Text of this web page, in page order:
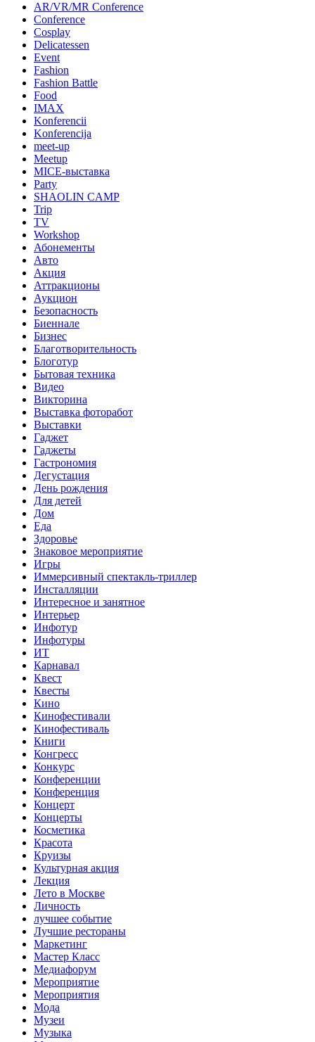
AR/VR/MR Conference
Conference
Cosplay
Delicatessen
Event
Fashion
Fashion Battle
Food
IMAX
Konferencii
Konferencija
meet-up
Meetup
MICE-выставка
Party
SHAOLIN CAMP
Trip
TV
Workshop
Абонементы
Авто
Акция
Аттракционы
Аукцион
Безопасность
Биеннале
Бизнес
Благотворительность
Блоготур
Бытовая техника
Видео
Викторина
Выставка фоторабот
Выставки
Гаджет
Гаджеты
Гастрономия
Дегустация
День рождения
Для детей
Дом
Еда
Здоровье
Знаковое мероприятие
Игры
Иммерсивный спектакль-триллер
Инсталляции
Интересное и занятное
Интерьер
Инфотур
Инфотуры
ИТ
Карнавал
Квест
Квесты
Кино
Кинофестивали
Кинофестиваль
Книги
Конгресс
Конкурс
Конференции
Конференция
Концерт
Концерты
Косметика
Красота
Круизы
Культурная акция
Лекция
Лето в Москве
Личность
лучшее событие
Лучшие рестораны
Маркетинг
Мастер Класс
Медиафорум
Мероприятие
Мероприятия
Мода
Музеи
Музыка